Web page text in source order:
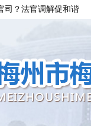
司？法官调解促和谐